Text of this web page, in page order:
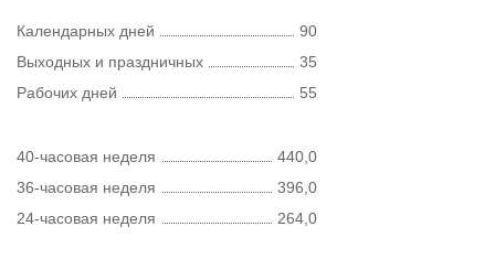
Календарных дней
90
Выходных и праздничных
35
Рабочих дней
55
40-часовая неделя
440,0
36-часовая неделя
396,0
24-часовая неделя
264,0